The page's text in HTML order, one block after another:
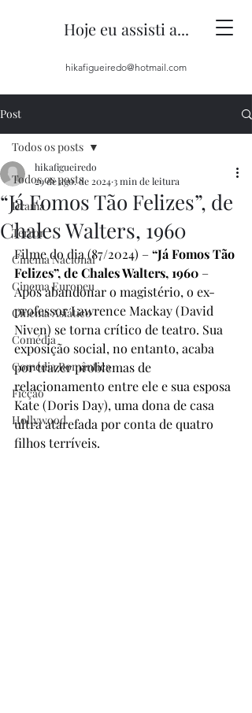
Hoje eu assisti a...
hikafigueiredo@hotmail.com
Post
Todos os posts
Drama
Terror
Cinema Nacional
Cinema Europeu
Cinema Asiático
Comédia
Comédia Romântica
Ficção
Hollywood
Todos os posts
“Já Fomos Tão Felizes”, de
Chales Walters, 1960
hikafigueiredo
29 de ago. de 20243 min de leitura
Filme do dia (87/2024) – “Já Fomos Tão
Felizes”, de Chales Walters, 1960 –
Após abandonar o magistério, o ex-
professor Lawrence Mackay (David
Niven) se torna crítico de teatro. Sua
exposição social, no entanto, acaba
por trazer problemas de
relacionamento entre ele e sua esposa
Kate (Doris Day), uma dona de casa
ultra atarefada por conta de quatro
filhos terríveis.